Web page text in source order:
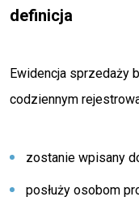
definicja
Ewidencja sprzedaży
codziennym
zostanie wpisany
posłuży osobom